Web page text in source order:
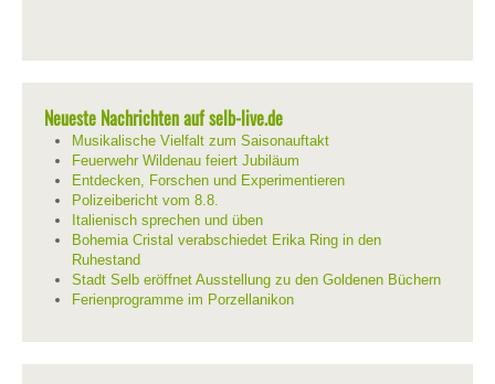
Neueste Nachrichten auf selb-live.de
Musikalische Vielfalt zum Saisonauftakt
Feuerwehr Wildenau feiert Jubiläum
Entdecken, Forschen und Experimentieren
Polizeibericht vom 8.8.
Italienisch sprechen und üben
Bohemia Cristal verabschiedet Erika Ring in den
Ruhestand
Stadt Selb eröffnet Ausstellung zu den Goldenen Büchern
Ferienprogramme im Porzellanikon